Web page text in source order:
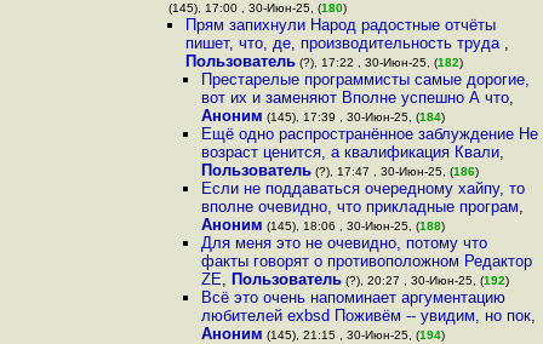
(145), 17:00 , 30-Июн-25, (180)
Прям запихнули Народ радостные отчёты
пишет, что, де, производительность труда ,
Пользователь(?), 17:22 , 30-Июн-25, (182)
Престарелые программисты самые дорогие,
вот их и заменяют Вполне успешно А что,
Аноним (145), 17:39 , 30-Июн-25, (184)
Ещё одно распространённое заблуждение Не
возраст ценится, а квалификация Квали,
Пользователь(?), 17:47 , 30-Июн-25, (186)
Если не поддаваться очередному хайпу, то
вполне очевидно, что прикладные програм,
Аноним (145), 18:06 , 30-Июн-25, (188)
Для меня это не очевидно, потому что
факты говорят о противоположном Редактор
ZE, Пользователь(?), 20:27 , 30-Июн-25, (192)
Всё это очень напоминает аргументацию
любителей exbsd Поживём -- увидим, но пок,
Аноним (145), 21:15 , 30-Июн-25, (194)